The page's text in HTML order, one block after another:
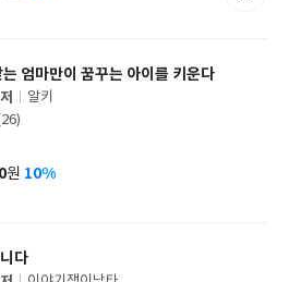
엄마만이 꿈꾸는 아이를 키운다
알키
원 10%
다